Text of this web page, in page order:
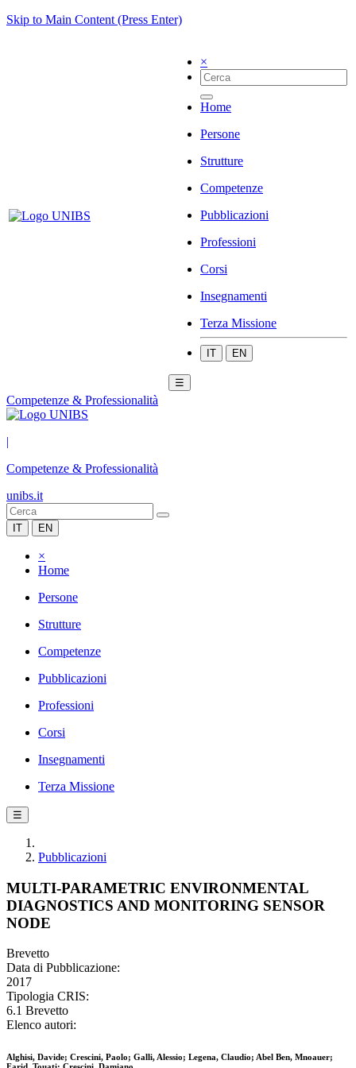
Skip to Main Content (Press Enter)
×
Home
Persone
Strutture
Competenze
Pubblicazioni
Professioni
Corsi
Insegnamenti
Terza Missione
IT EN
☰
Competenze & Professionalità
|
Competenze & Professionalità
unibs.it
IT EN
×
Home
Persone
Strutture
Competenze
Pubblicazioni
Professioni
Corsi
Insegnamenti
Terza Missione
☰
Pubblicazioni
MULTI-PARAMETRIC ENVIRONMENTAL
DIAGNOSTICS AND MONITORING SENSOR
NODE
Brevetto
Data di Pubblicazione:
2017
Tipologia CRIS:
6.1 Brevetto
Elenco autori:
Alghisi, Davide; Crescini, Paolo; Galli, Alessio; Legena, Claudio; Abel Ben, Mnoauer;